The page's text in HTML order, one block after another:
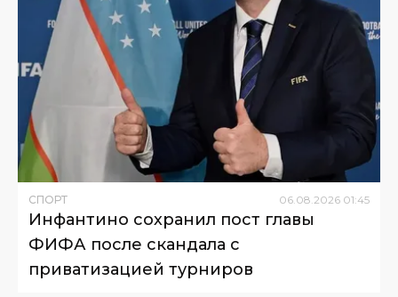
СПОРТ 06.08.2026 01:45
Инфантино сохранил пост главы
ФИФА после скандала с
приватизацией турниров